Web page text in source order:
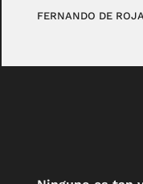
FERNANDO DE